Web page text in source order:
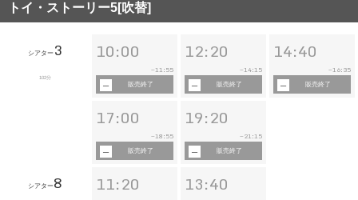
トイ・ストーリー5[吹替]
シアター 3
102分
10:00
~11:55
販売終了
12:20
~14:15
販売終了
14:40
~16:35
販売終了
17:00
~18:55
販売終了
19:20
~ 21:15
販売終了
シアター8 11:20 13:40